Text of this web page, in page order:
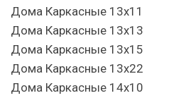
Дома Каркасные 13х11
Дома Каркасные 13х13
Дома Каркасные 13х15
Дома Каркасные 13х22
Дома Каркасные 14х10